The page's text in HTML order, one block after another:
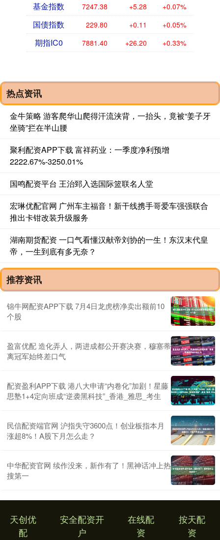
基金指数 7247.38 +5.28 +0.07%
国债指数 229.80 +0.11 +0.05%
期指IC0 7881.40 +26.20 +0.33%
热点资讯
金牛策略 游客爬华山爬得汗流浃背，一抬头，竟被“姜子牙
坐骑”拦在半山腰
聚利配资APP下载 富祥药业：一季度净利预增
2222.67%-3250.01%
国鸣配资平台 王治郅入选国际篮联名人堂
宏琳优配官网 广州车主福音！新干线携手哥爱车强强联合
推出卡钳改装升级服务
湖南期货配资 一口气看懂汉献帝刘协的一生！东汉末代皇
帝，一生到底有多无奈？
推荐资讯
锦牛网配资APP下载 7月4日龙虎榜净卖出额前10
个股
盈富优配 造化弄人，两进成都公开赛决赛，穆塞蒂
离冠军始终差口气
配资盈利APP下载 港八大申请“内卷化”加剧！星藤
思塾1+4定向班成“逆袭黑科技”_香港_雅思_考生
民信配资端官网 沪指失守3600点！创业板指本月
涨超8%！A股下月怎么走？
中华配资官网 续作没来，新作有了！黑神话冲上热
搜第一
天创优
配
安全配资开
户
在线配
资
按天配
资